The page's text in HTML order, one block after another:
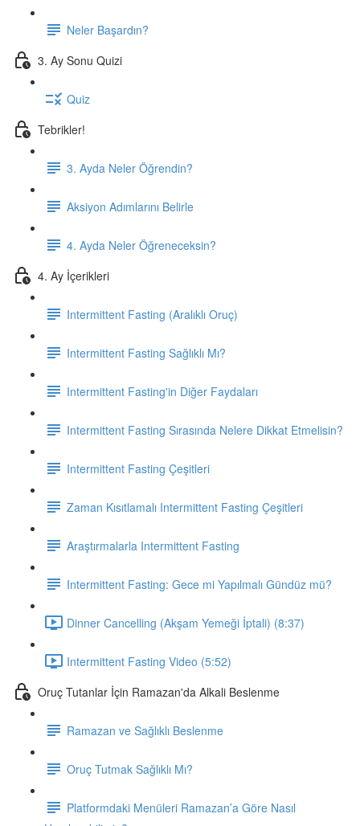
Neler Başardın?
3. Ay Sonu Quizi
Quiz
Tebrikler!
3. Ayda Neler Öğrendin?
Aksiyon Adımlarını Belirle
4. Ayda Neler Öğreneceksin?
4. Ay İçerikleri
Intermittent Fasting (Aralıklı Oruç)
Intermittent Fasting Sağlıklı Mı?
Intermittent Fasting'in Diğer Faydaları
Intermittent Fasting Sırasında Nelere Dikkat Etmelisin?
Intermittent Fasting Çeşitleri
Zaman Kısıtlamalı Intermittent Fasting Çeşitleri
Araştırmalarla Intermittent Fasting
Intermittent Fasting: Gece mi Yapılmalı Gündüz mü?
Dinner Cancelling (Akşam Yemeği İptali) (8:37)
Intermittent Fasting Video (5:52)
Oruç Tutanlar İçin Ramazan'da Alkali Beslenme
Ramazan ve Sağlıklı Beslenme
Oruç Tutmak Sağlıklı Mı?
Platformdaki Menüleri Ramazan’a Göre Nasıl